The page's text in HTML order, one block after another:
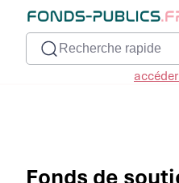
Recherche rapide
Fonds de